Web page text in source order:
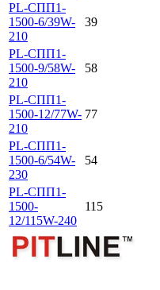
PL-СПП1-
1500-6/39W-
210
39
PL-СПП1-
1500-9/58W-
210
58
PL-СПП1-
1500-12/77W-
210
77
PL-СПП1-
1500-6/54W-
230
54
PL-СПП1-
1500-
12/115W-240
115